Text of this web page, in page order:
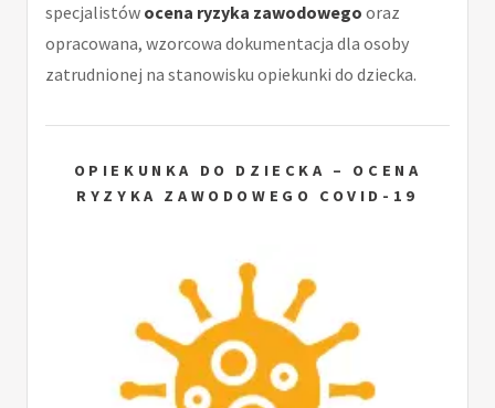
specjalistów ocena ryzyka zawodowego oraz
opracowana, wzorcowa dokumentacja dla osoby
zatrudnionej na stanowisku opiekunki do dziecka.
OPIEKUNKA DO DZIECKA – OCENA
RYZYKA ZAWODOWEGO COVID-19